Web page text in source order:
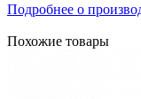
Подробнее о
Похожие товары